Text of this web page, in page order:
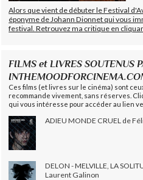
Alors que vient de débuter le Festival
éponyme de Johann Dionnet qui vous
festival. Retrouvez ma critique en
FILMS et LIVRES SOUTENUS
Ces films (et livres sur le cinéma) sont
recommande vivement, sans réserves.
qui vous intéresse pour accéder au lien
ADIEU MONDE CRUEL de
DELON - MELVILLE, LA
Laurent Galinon